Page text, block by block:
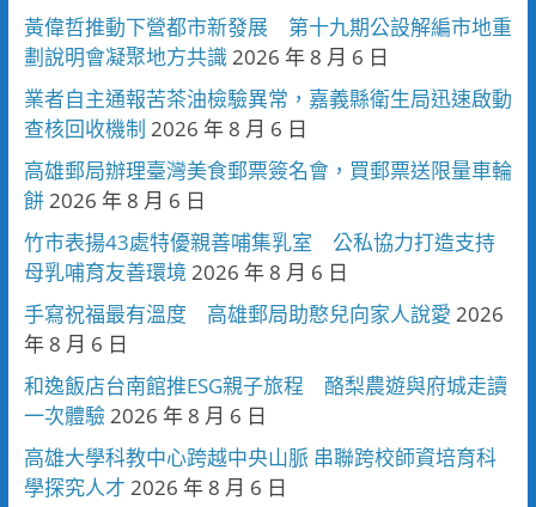
黃偉哲推動下營都市新發展 第十九期公設解編市地重
劃說明會凝聚地方共識2026 年 8 月 6 日
業者自主通報苦茶油檢驗異常，嘉義縣衛生局迅速啟動
查核回收機制 2026 年 8 月 6 日
高雄郵局辦理臺灣美食郵票簽名會，買郵票送限量車輪
餅2026 年 8 月 6 日
竹市表揚43處特優親善哺集乳室 公私協力打造支持
母乳哺育友善環境2026 年 8 月 6 日
手寫祝福最有溫度 高雄郵局助憨兒向家人說愛 2026
年 8 月 6 日
和逸飯店台南館推ESG親子旅程 酪梨農遊與府城走讀
一次體驗2026 年 8 月 6 日
高雄大學科教中心跨越中央山脈 串聯跨校師資培育科
學探究人才 2026 年 8 月 6 日